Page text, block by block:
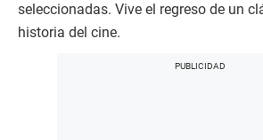
seleccionadas. Vive el regreso de un
historia del cine.